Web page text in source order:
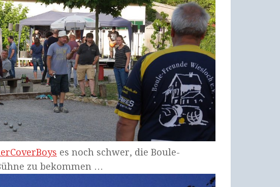
es noch schwer, die Boule-
zu bekommen …